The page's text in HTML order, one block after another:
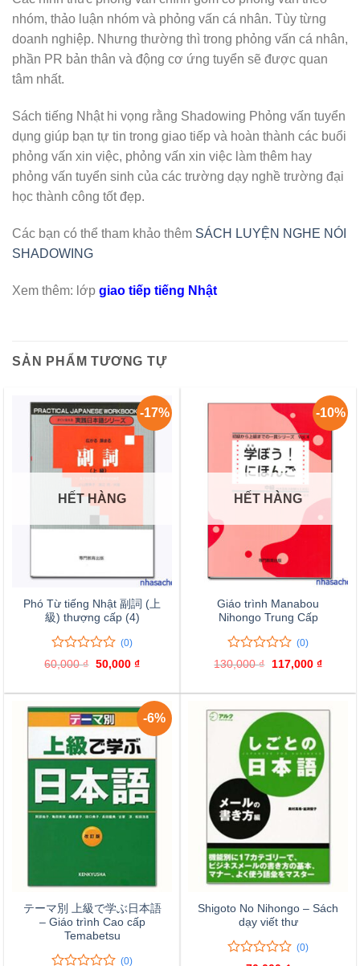
nhóm, thảo luận nhóm và phỏng vấn cá nhân. Tùy từng
doanh nghiệp. Nhưng thường thì trong phỏng vấn cá nhân,
phần PR bản thân và động cơ ứng tuyển sẽ được quan
tâm nhất.
Sách tiếng Nhật hi vọng rằng Shadowing Phỏng vấn tuyển
dụng giúp bạn tự tin trong giao tiếp và hoàn thành các buổi
phỏng vấn xin việc, phỏng vấn xin việc làm thêm hay
phỏng vấn tuyển sinh của các trường dạy nghề trường đại
học thành công tốt đẹp.
Các bạn có thể tham khảo thêm SÁCH LUYỆN NGHE NÓI
SHADOWING
Xem thêm: lớp giao tiếp tiếng Nhật
SẢN PHẨM TƯƠNG TỰ
-17%
HẾT HÀNG
Phó Từ tiếng Nhật 副詞 (上
級) thượng cấp (4)
0
trên
0
giá
(0)
60,000₫ Giá
60,000 ₫.
50,000 ₫Giá
là:
50,000 ₫.
-10%
HẾT HÀNG
Giáo trình Manabou
Nihongo Trung Cấp
0
trên
0
giá
(0)
130,000₫
Giá
130,000 ₫.
117,000 ₫Giá
là:
-6%
テーマ別 上級で学ぶ日本語
– Giáo trình Cao cấp
Temabetsu
(0)
Shigoto No Nihongo – Sách
dạy viết thư
(0)